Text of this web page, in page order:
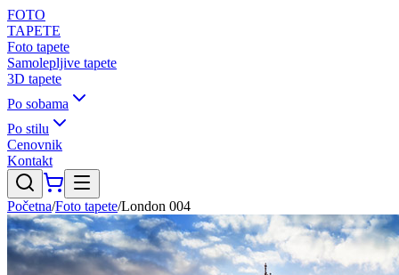
FOTO
TAPETE
Foto tapete
Samolepljive tapete
3D tapete
Po sobama
Po stilu
Cenovnik
Kontakt
Početna/Foto tapete/London 004